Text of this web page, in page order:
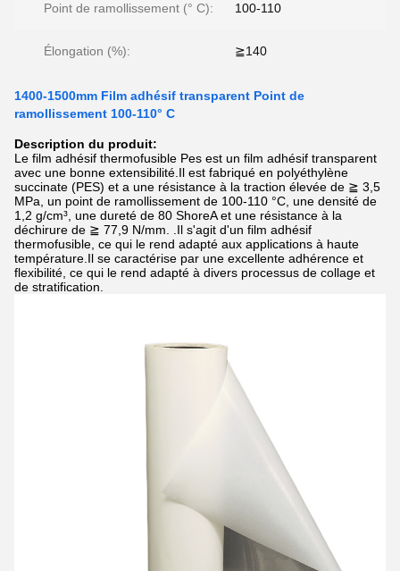
Point de ramollissement (° C): 100-110
Élongation (%): ≧140
1400-1500mm Film adhésif transparent Point de
ramollissement 100-110° C
Description du produit:
Le film adhésif thermofusible Pes est un film adhésif transparent
avec une bonne extensibilité.Il est fabriqué en polyéthylène
succinate (PES) et a une résistance à la traction élevée de ≧ 3,5
MPa, un point de ramollissement de 100-110 °C, une densité de
1,2 g/cm³, une dureté de 80 ShoreA et une résistance à la
déchirure de ≧ 77,9 N/mm. .Il s'agit d'un film adhésif
thermofusible, ce qui le rend adapté aux applications à haute
température.Il se caractérise par une excellente adhérence et
flexibilité, ce qui le rend adapté à divers processus de collage et
de stratification.